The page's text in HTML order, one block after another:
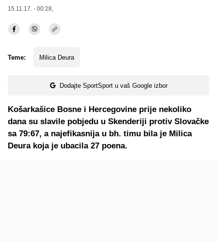
15.11.17. - 00:28,
Teme: Milica Deura
Dodajte SportSport u vaš Google izbor
Košarkašice Bosne i Hercegovine prije nekoliko
dana su slavile pobjedu u Skenderiji protiv Slovačke
sa 79:67, a najefikasnija u bh. timu bila je Milica
Deura koja je ubacila 27 poena.